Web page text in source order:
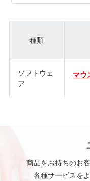
種類
ソフトウェ
ア
マウ
商品をお持ちのお
各種サービスを